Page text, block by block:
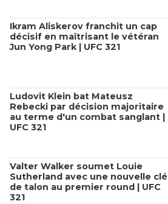
Ikram Aliskerov franchit un cap
décisif en maîtrisant le vétéran
Jun Yong Park | UFC 321
Ludovit Klein bat Mateusz
Rebecki par décision majoritaire
au terme d'un combat sanglant |
UFC 321
Valter Walker soumet Louie
Sutherland avec une nouvelle clé
de talon au premier round | UFC
321